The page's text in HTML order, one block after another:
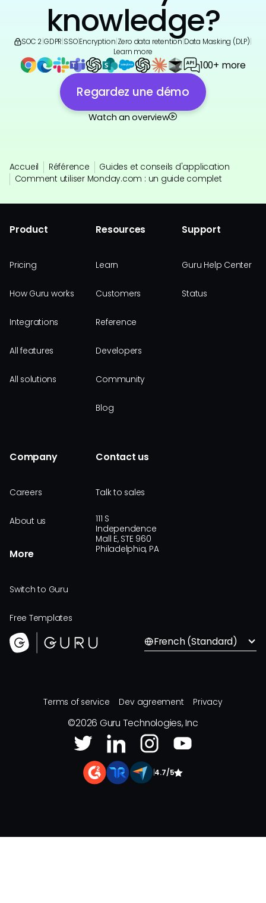
knowledge?
SOC 2 GDPR SSO|Encryption Zero data retention Data Masking (DLP)
Learn more
100+ more
Regardez une démo
Watch an overview
Accueil Référence
Guides et conseils d'application
Comment utiliser Monday.com : un guide complet
Product
Pricing
How Guru works
Integrations
All features
All solutions
Resources
Learn
Customers
Reference
Developers
Community
Blog
Support
Guru Help Center
Status
Company
Careers
About us
More
Switch to Guru
Free Templates
Contact us
Talk to sales
111 S
Independence
Mall E, STE 960
Philadelphia, PA
French (Standard)
Terms of service Dev agreement Privacy
©2026 Guru Technologies, Inc
4.7/5